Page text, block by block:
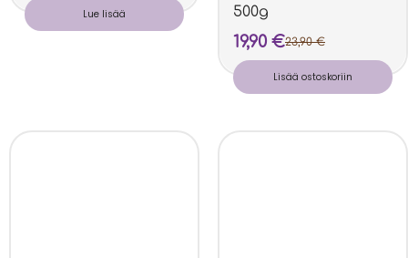
Lue lisää
500g
23,90€
19,90 €
Lisää ostoskoriin